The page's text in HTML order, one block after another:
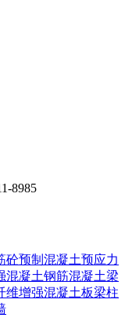
8985
砼预制混凝土预应力
混凝土钢筋混凝土梁
维增强混凝土板梁柱